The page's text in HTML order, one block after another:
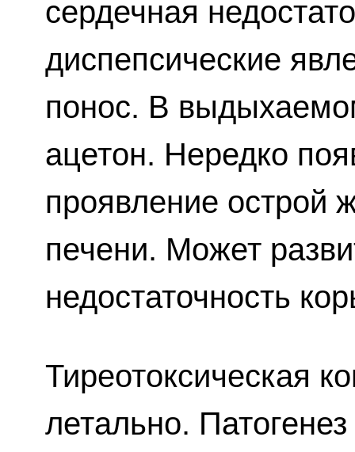
сердечная
диспепсические
понос. В
ацетон. Нередко
проявление острой
печени. Может
недостаточность
Тиреотоксическая
летально. Патогенез